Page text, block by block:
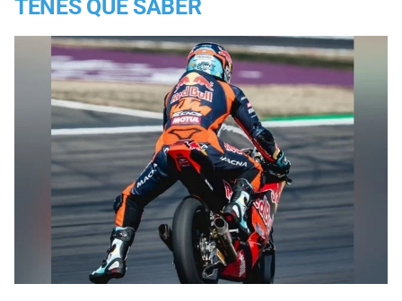
TENES QUE SABER